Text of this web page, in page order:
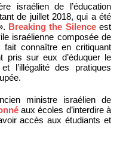
israélien de l’éducation
de juillet 2018, qui a été
Breaking the Silenceest
israélienne composée de
connaître en critiquant
pris sur eux d’éduquer le
l’illégalité des pratiques
ministre israélien de
aux écoles d’interdire à
accès aux étudiants et